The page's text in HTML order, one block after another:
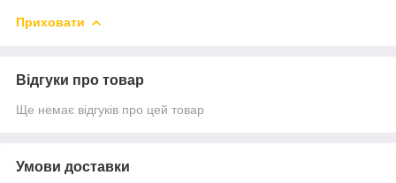
Приховати
Відгуки про товар
Ще немає відгуків про цей товар
Умови доставки